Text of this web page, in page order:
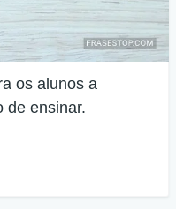
os alunos a
de ensinar.